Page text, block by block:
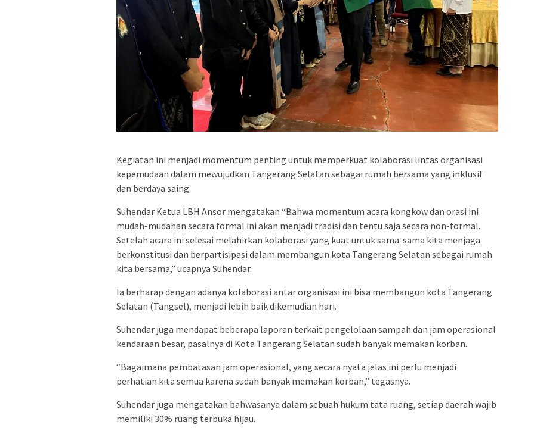
Kegiatan ini menjadi momentum penting untuk memperkuat kolaborasi lintas organisasi
kepemudaan dalam mewujudkan Tangerang Selatan sebagai rumah bersama yang inklusif
dan berdaya saing.
Suhendar Ketua LBH Ansor mengatakan “Bahwa momentum acara kongkow dan orasi ini
mudah-mudahan secara formal ini akan menjadi tradisi dan tentu saja secara non-formal.
Setelah acara ini selesai melahirkan kolaborasi yang kuat untuk sama-sama kita menjaga
berkonstitusi dan berpartisipasi dalam membangun kota Tangerang Selatan sebagai rumah
kita bersama,” ucapnya Suhendar.
Ia berharap dengan adanya kolaborasi antar organisasi ini bisa membangun kota Tangerang
Selatan (Tangsel), menjadi lebih baik dikemudian hari.
Suhendar juga mendapat beberapa laporan terkait pengelolaan sampah dan jam operasional
kendaraan besar, pasalnya di Kota Tangerang Selatan sudah banyak memakan korban.
“Bagaimana pembatasan jam operasional, yang secara nyata jelas ini perlu menjadi
perhatian kita semua karena sudah banyak memakan korban,” tegasnya.
Suhendar juga mengatakan bahwasanya dalam sebuah hukum tata ruang, setiap daerah wajib
memiliki 30% ruang terbuka hijau.